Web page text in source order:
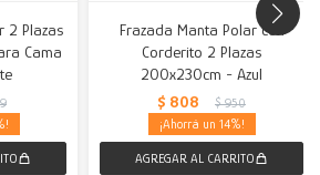
2 Plazas
Cama
Frazada Manta Polar con
Corderito 2 Plazas
200x230cm - Azul
$ 808 $ 950
14